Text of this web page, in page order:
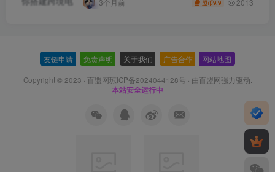
3个月前 盟币9.9 2013
友链申请 免责声明 关于我们 广告合作 网站地图
Copyright © 2023 · 百盟网琼ICP备2024044128号 · 由百盟网强力驱动.
本站安全运行中